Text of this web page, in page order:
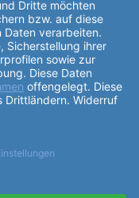
von 14,0
Ästhetik und
Accessoire für
aus
Qualität. Mit der
Weiss "43 mm